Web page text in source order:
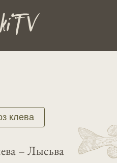
клева
– Лысьва